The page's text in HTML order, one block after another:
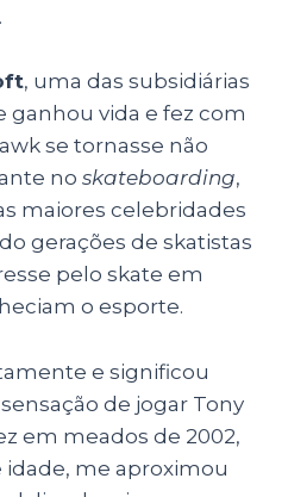
, uma das subsidiárias
ganhou vida e fez com
se tornasse não
no skateboarding,
maiores celebridades
gerações de skatistas
pelo skate em
o esporte.
e significou
de jogar Tony
em meados de 2002,
idade, me aproximou